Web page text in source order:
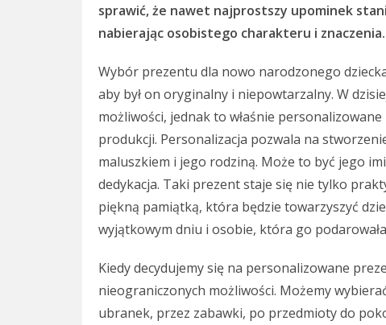
sprawić, że nawet najprostszy upominek
nabierając osobistego charakteru i znaczenia.
Wybór prezentu dla nowo narodzonego
aby był on oryginalny i niepowtarzalny. W
możliwości, jednak to właśnie
produkcji. Personalizacja pozwala na
maluszkiem i jego rodziną. Może to być jego
dedykacja. Taki prezent staje się nie tylko
piękną pamiątką, która będzie towarzyszyć
wyjątkowym dniu i osobie, która go
Kiedy decydujemy się na personalizowane
nieograniczonych możliwości. Możemy
ubranek, przez zabawki, po przedmioty do